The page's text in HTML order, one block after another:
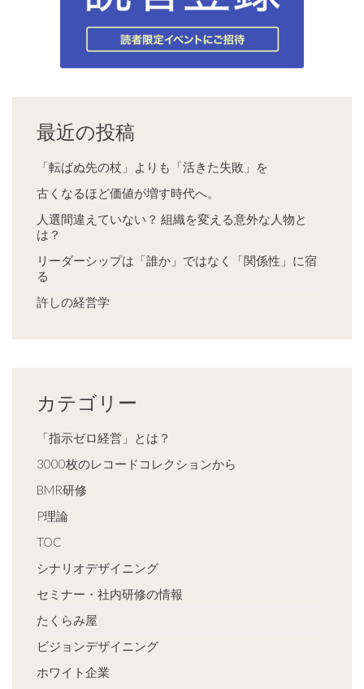
最近の投稿
「転ばぬ先の杖」よりも「活きた失敗」を
古くなるほど価値が増す時代へ。
人選間違えていない？ 組織を変える意外な人物と
は？
リーダーシップは「誰か」ではなく「関係性」に宿
る
許しの経営学
カテゴリー
「指示ゼロ経営」とは？
3000枚のレコードコレクションから
BMR研修
P理論
TOC
シナリオデザイニング
セミナー・社内研修の情報
たくらみ屋
ビジョンデザイニング
ホワイト企業